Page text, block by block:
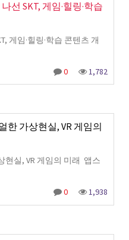
선 SKT, 게임·힐링·학습
게임·힐링·학습 콘텐츠 개
0 1,782
한 가상현실, VR 게임의
현실, VR 게임의 미래 앱스
0 1,938